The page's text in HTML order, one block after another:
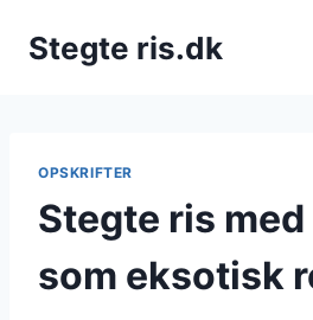
Stegte ris.dk
OPSKRIFTER
Stegte ris
som eksotisk